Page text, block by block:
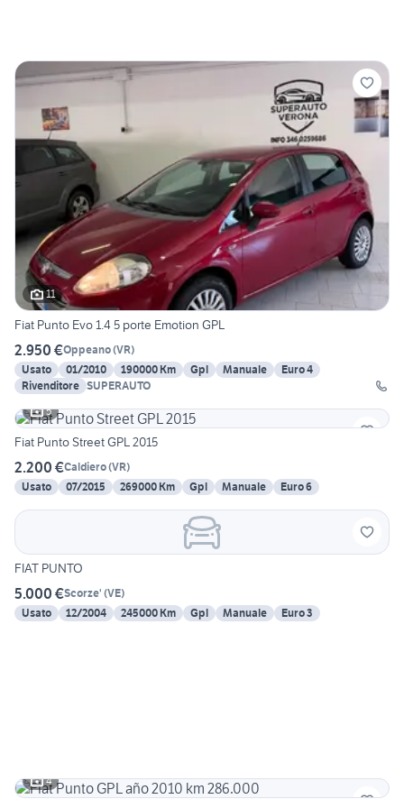
11
Fiat Punto Evo 1.4 5 porte Emotion GPL
2.950 €Oppeano(VR)
Usato
01/2010 190000 Km Gpl Manuale
Euro 4
Rivenditore SUPERAUTO
5
Fiat Punto Street GPL 2015
2.200 €Caldiero(VR)
Usato
07/2015 269000 Km Gpl Manuale Euro 6
FIAT PUNTO
5.000 €Scorze' (VE)
Usato
12/2004 245000 Km Gpl Manuale Euro 3
4